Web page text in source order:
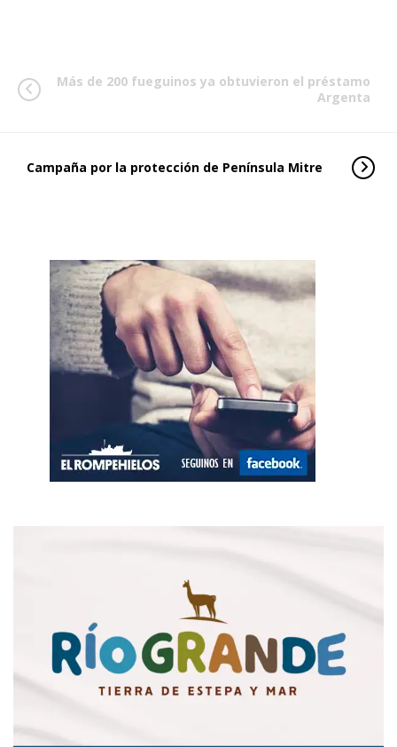
Más de 200 fueguinos ya obtuvieron el préstamo
Argenta
Campaña por la protección de Península Mitre